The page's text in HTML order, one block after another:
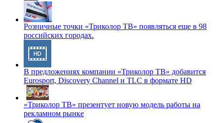
Розничные точки «Триколор ТВ» появляться еще в 98
российских городах.
В предложениях компании «Триколор ТВ» добавится
Eurosport, Discovery Channel и TLC в формате HD
«Триколор ТВ» презентует новую модель работы на
рекламном рынке